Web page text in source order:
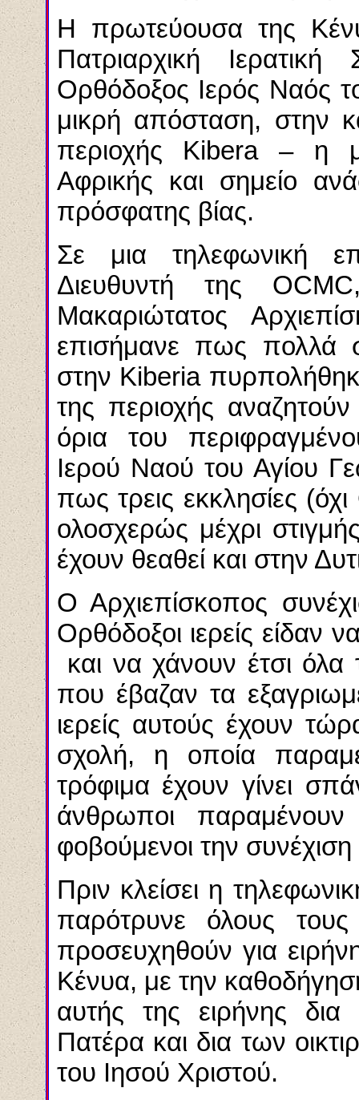
Η πρωτεύουσα της
Πατριαρχική
Ορθόδοξος Ιερός Ναός
μικρή απόσταση, στην
περιοχής Kibera – η
Αφρικής και σημείο
πρόσφατης βίας.
Σε μια τηλεφωνική
Διευθυντή της OCMC
Μακαριώτατος
επισήμανε πως πολλά
στην Kiberia
της περιοχής
όρια του
Ιερού Ναού του Αγίου
πως τρεις εκκλησίες
ολοσχερώς μέχρι
έχουν θεαθεί και στην
Ο Αρχιεπίσκοπος
Ορθόδοξοι ιερείς είδαν
και να χάνουν έτσι όλα
που έβαζαν τα
ιερείς αυτούς έχουν
σχολή, η οποία
τρόφιμα έχουν γίνει
άνθρωποι παραμένουν
φοβούμενοι την
Πριν κλείσει η
παρότρυνε όλους
προσευχηθούν για
Κένυα, με την
αυτής της ειρήνης
Πατέρα και δια των
του Ιησού Χριστού.